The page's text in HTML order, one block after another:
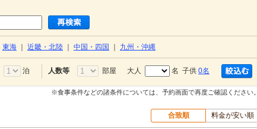
東海 近畿・北陸 中国・四国 九州・沖縄
泊 人数等 部屋 大人 名 子供 0名
※食事条件などの諸条件については、予約画面で再度ご確認ください。
合致順 料金が安い順